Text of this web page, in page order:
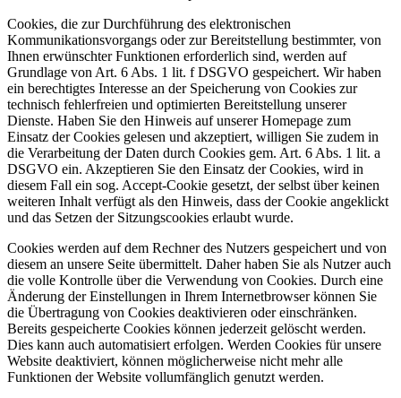
Cookies, die zur Durchführung des elektronischen
Kommunikationsvorgangs oder zur Bereitstellung bestimmter, von
Ihnen erwünschter Funktionen erforderlich sind, werden auf
Grundlage von Art. 6 Abs. 1 lit. f DSGVO gespeichert. Wir haben
ein berechtigtes Interesse an der Speicherung von Cookies zur
technisch fehlerfreien und optimierten Bereitstellung unserer
Dienste. Haben Sie den Hinweis auf unserer Homepage zum
Einsatz der Cookies gelesen und akzeptiert, willigen Sie zudem in
die Verarbeitung der Daten durch Cookies gem. Art. 6 Abs. 1 lit. a
DSGVO ein. Akzeptieren Sie den Einsatz der Cookies, wird in
diesem Fall ein sog. Accept-Cookie gesetzt, der selbst über keinen
weiteren Inhalt verfügt als den Hinweis, dass der Cookie angeklickt
und das Setzen der Sitzungscookies erlaubt wurde.
Cookies werden auf dem Rechner des Nutzers gespeichert und von
diesem an unsere Seite übermittelt. Daher haben Sie als Nutzer auch
die volle Kontrolle über die Verwendung von Cookies. Durch eine
Änderung der Einstellungen in Ihrem Internetbrowser können Sie
die Übertragung von Cookies deaktivieren oder einschränken.
Bereits gespeicherte Cookies können jederzeit gelöscht werden.
Dies kann auch automatisiert erfolgen. Werden Cookies für unsere
Website deaktiviert, können möglicherweise nicht mehr alle
Funktionen der Website vollumfänglich genutzt werden.